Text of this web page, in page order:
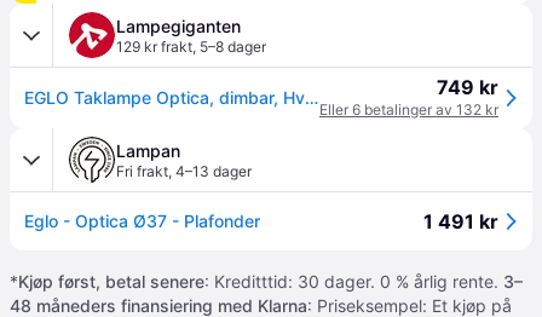
Lampegiganten
129 kr frakt, 5–8 dager
EGLO Taklampe Optica, dimbar, Hvit / opal, Gangområde, Metall, Moderne 749 kr
Eller 6 betalinger av 132 kr
Lampan
Fri frakt, 4–13 dager
Eglo - Optica Ø37 - Plafonder 1 491 kr
*Kjøp først, betal senere: Kreditttid: 30 dager. 0 % årlig rente. 3–
48 måneders finansiering med Klarna: Priseksempel: Et kjøp på